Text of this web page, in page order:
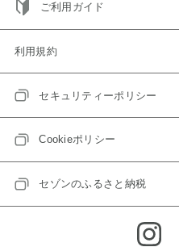
ご利用ガイド
利用規約
セキュリティーポリシー
Cookieポリシー
セゾンのふるさと納税